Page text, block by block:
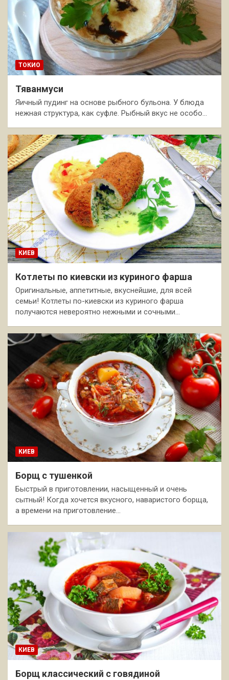
ТОКИО
Тяванмуси
Яичный пудинг на основе рыбного бульона. У блюда
нежная структура, как суфле. Рыбный вкус не особо…
КИЕВ
Котлеты по киевски из куриного фарша
Оригинальные, аппетитные, вкуснейшие, для всей
семьи! Котлеты по-киевски из куриного фарша
получаются невероятно нежными и сочными…
КИЕВ
Борщ с тушенкой
Быстрый в приготовлении, насыщенный и очень
сытный! Когда хочется вкусного, наваристого борща,
а времени на приготовление…
КИЕВ
Борщ классический с говядиной